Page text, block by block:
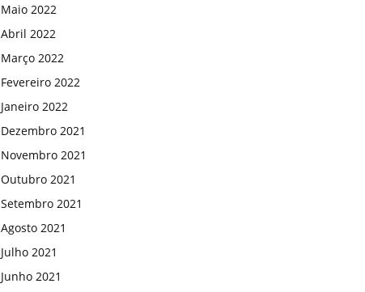
Maio 2022
Abril 2022
Março 2022
Fevereiro 2022
Janeiro 2022
Dezembro 2021
Novembro 2021
Outubro 2021
Setembro 2021
Agosto 2021
Julho 2021
Junho 2021